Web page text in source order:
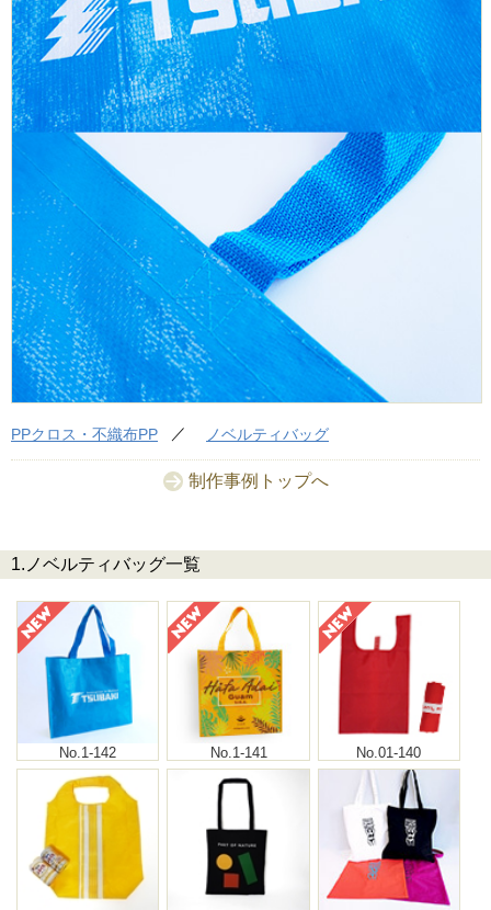
PPクロス・不織布PP ノベルティバッグ
制作事例トップへ
1.ノベルティバッグ一覧
No.1-142 No.1-141 No.01-140